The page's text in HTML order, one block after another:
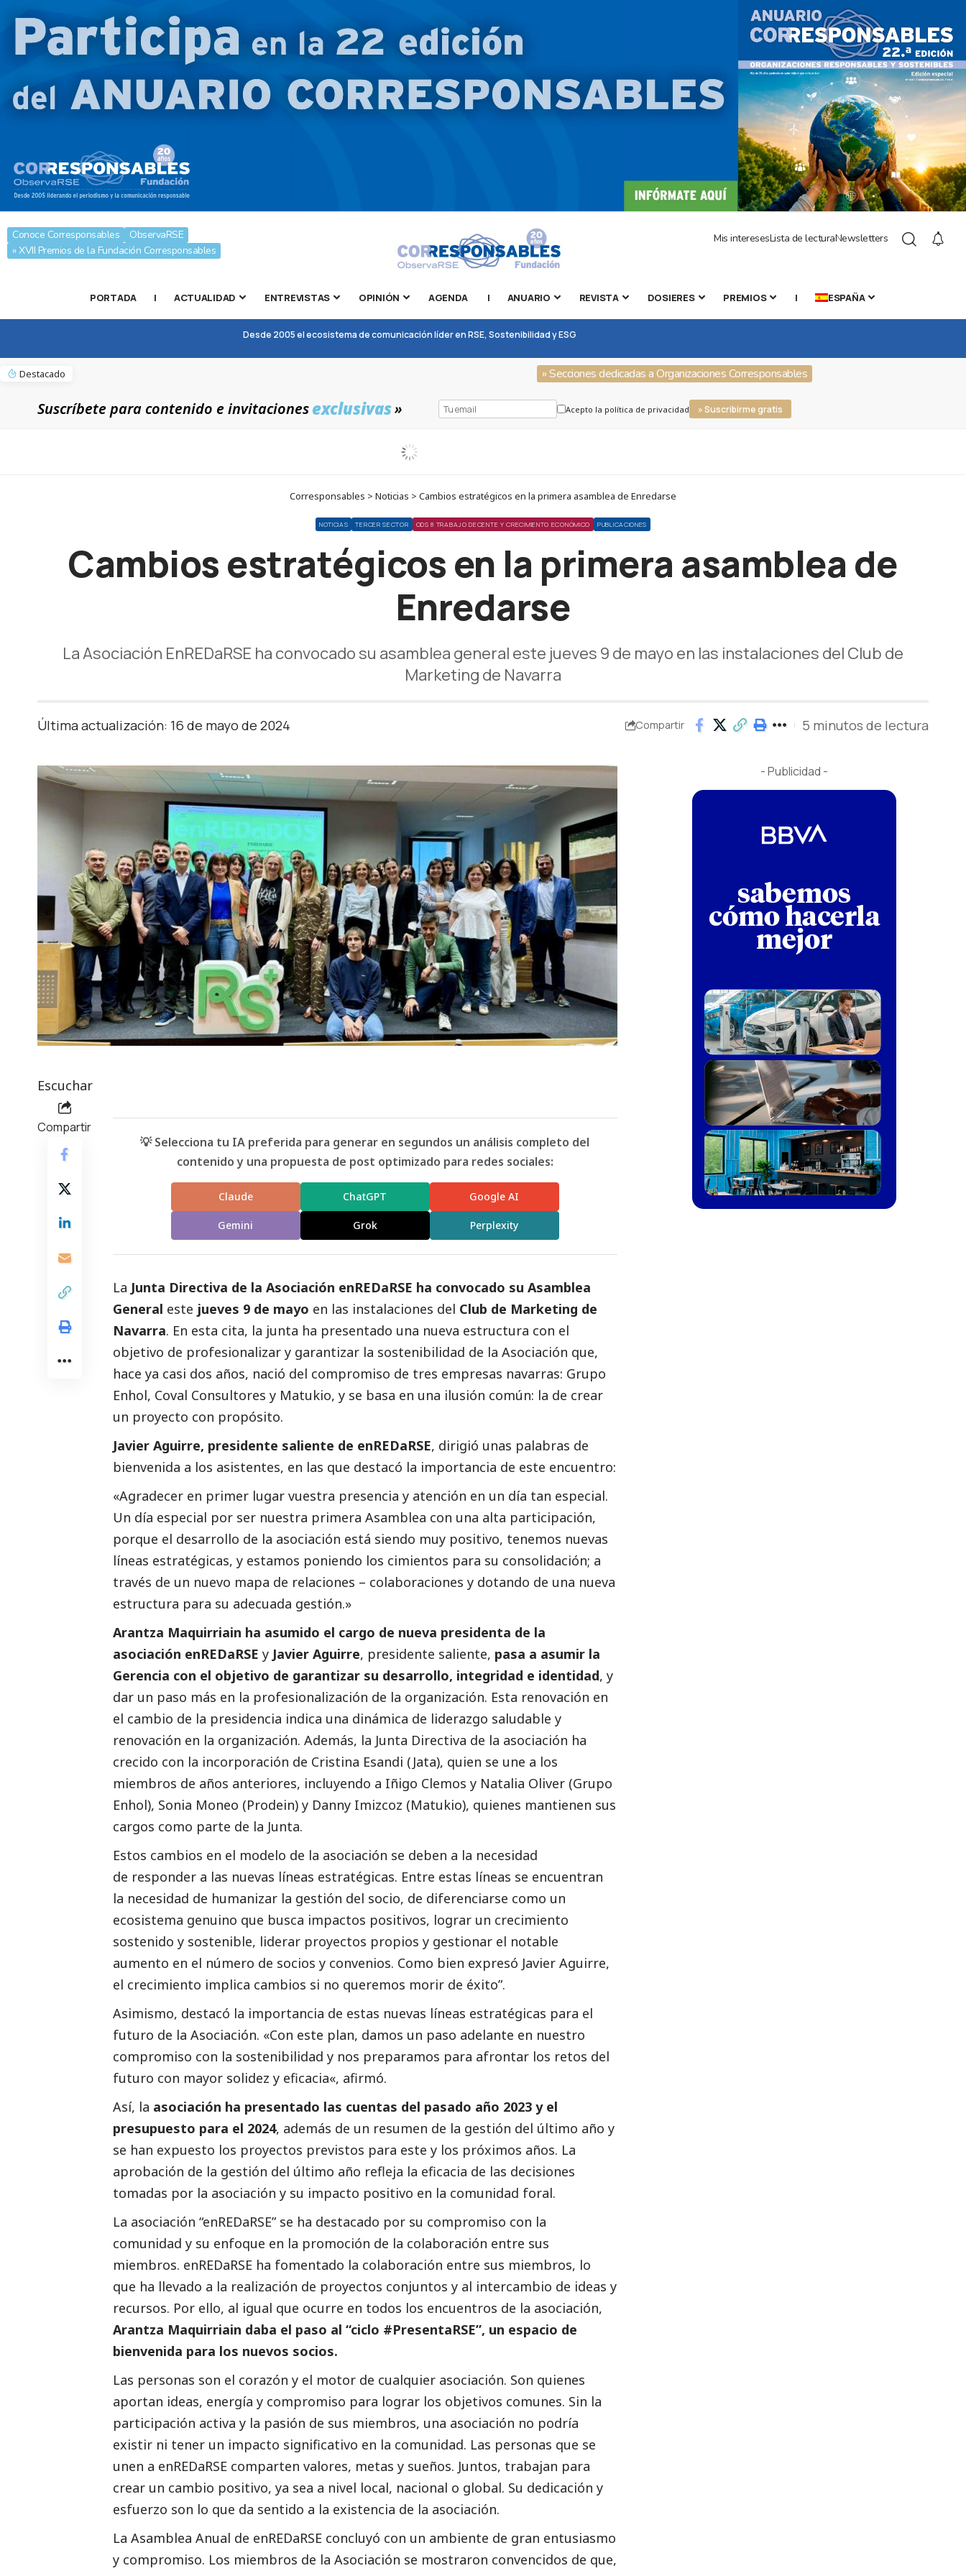
Conoce Corresponsables
ObservaRSE
» XVII Premios de la Fundación Corresponsables
Mis interesesLista de lecturaNewsletters
PORTADA | ACTUALIDAD ENTREVISTAS OPINIÓN AGENDA | ANUARIO REVISTA DOSIERES PREMIOS | ESPAÑA
Desde 2005 el ecosistema de comunicación líder en RSE, Sostenibilidad y ESG
Destacado » Secciones dedicadas a Organizaciones Corresponsables
Suscríbete para contenido e invitacionesexclusivas» Acepto la política de privacidad » Suscribirme gratis
Corresponsables > Noticias > Cambios estratégicos en la primera asamblea de Enredarse
NOTICIAS TERCER SECTOR ODS 8 TRABAJO DECENTE Y CRECIMIENTO ECONÓMICO PUBLICACIONES
Cambios estratégicos en la primera asamblea de
Enredarse
La Asociación EnREDaRSE ha convocado su asamblea general este jueves 9 de mayo en las instalaciones del Club de
Marketing de Navarra
Última actualización: 16 de mayo de 2024 Compartir 5 minutos de lectura
Escuchar
Compartir
💡 Selecciona tu IA preferida para generar en segundos un análisis completo del
contenido y una propuesta de post optimizado para redes sociales:
Claude ChatGPT Google AI
Gemini Grok Perplexity
La Junta Directiva de la Asociación enREDaRSE ha convocado su Asamblea
General este jueves 9 de mayo en las instalaciones del Club de Marketing de
Navarra. En esta cita, la junta ha presentado una nueva estructura con el
objetivo de profesionalizar y garantizar la sostenibilidad de la Asociación que,
hace ya casi dos años, nació del compromiso de tres empresas navarras: Grupo
Enhol, Coval Consultores y Matukio, y se basa en una ilusión común: la de crear
un proyecto con propósito.
Javier Aguirre, presidente saliente de enREDaRSE, dirigió unas palabras de
bienvenida a los asistentes, en las que destacó la importancia de este encuentro:
«Agradecer en primer lugar vuestra presencia y atención en un día tan especial.
Un día especial por ser nuestra primera Asamblea con una alta participación,
porque el desarrollo de la asociación está siendo muy positivo, tenemos nuevas
líneas estratégicas, y estamos poniendo los cimientos para su consolidación; a
través de un nuevo mapa de relaciones – colaboraciones y dotando de una nueva
estructura para su adecuada gestión.»
Arantza Maquirriain ha asumido el cargo de nueva presidenta de la
asociación enREDaRSE y Javier Aguirre, presidente saliente, pasa a asumir la
Gerencia con el objetivo de garantizar su desarrollo, integridad e identidad, y
dar un paso más en la profesionalización de la organización. Esta renovación en
el cambio de la presidencia indica una dinámica de liderazgo saludable y
renovación en la organización. Además, la Junta Directiva de la asociación ha
crecido con la incorporación de Cristina Esandi (Jata), quien se une a los
miembros de años anteriores, incluyendo a Iñigo Clemos y Natalia Oliver (Grupo
Enhol), Sonia Moneo (Prodein) y Danny Imizcoz (Matukio), quienes mantienen sus
cargos como parte de la Junta.
Estos cambios en el modelo de la asociación se deben a la necesidad
de responder a las nuevas líneas estratégicas. Entre estas líneas se encuentran
la necesidad de humanizar la gestión del socio, de diferenciarse como un
ecosistema genuino que busca impactos positivos, lograr un crecimiento
sostenido y sostenible, liderar proyectos propios y gestionar el notable
aumento en el número de socios y convenios. Como bien expresó Javier Aguirre,
el crecimiento implica cambios si no queremos morir de éxito”.
Asimismo, destacó la importancia de estas nuevas líneas estratégicas para el
futuro de la Asociación. «Con este plan, damos un paso adelante en nuestro
compromiso con la sostenibilidad y nos preparamos para afrontar los retos del
futuro con mayor solidez y eficacia«, afirmó.
Así, la asociación ha presentado las cuentas del pasado año 2023 y el
presupuesto para el 2024, además de un resumen de la gestión del último año y
se han expuesto los proyectos previstos para este y los próximos años. La
aprobación de la gestión del último año refleja la eficacia de las decisiones
tomadas por la asociación y su impacto positivo en la comunidad foral.
La asociación “enREDaRSE” se ha destacado por su compromiso con la
comunidad y su enfoque en la promoción de la colaboración entre sus
miembros. enREDaRSE ha fomentado la colaboración entre sus miembros, lo
que ha llevado a la realización de proyectos conjuntos y al intercambio de ideas y
recursos. Por ello, al igual que ocurre en todos los encuentros de la asociación,
Arantza Maquirriain daba el paso al “ciclo #PresentaRSE”, un espacio de
bienvenida para los nuevos socios.
Las personas son el corazón y el motor de cualquier asociación. Son quienes
aportan ideas, energía y compromiso para lograr los objetivos comunes. Sin la
participación activa y la pasión de sus miembros, una asociación no podría
existir ni tener un impacto significativo en la comunidad. Las personas que se
unen a enREDaRSE comparten valores, metas y sueños. Juntos, trabajan para
crear un cambio positivo, ya sea a nivel local, nacional o global. Su dedicación y
esfuerzo son lo que da sentido a la existencia de la asociación.
La Asamblea Anual de enREDaRSE concluyó con un ambiente de gran entusiasmo
y compromiso. Los miembros de la Asociación se mostraron convencidos de que,
- Publicidad -